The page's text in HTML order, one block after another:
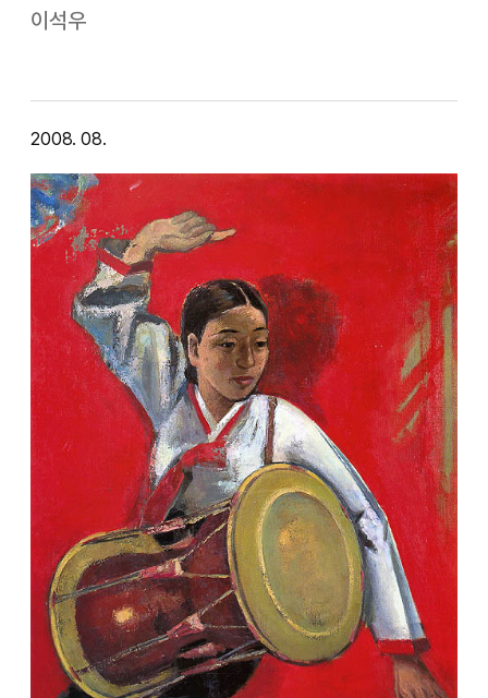
없다. 김기창( 1913-2001)의 <정청>은 1934년
이석우
2008. 08.